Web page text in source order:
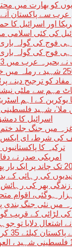
کو بھارت میں
سے پاکستان آنے
اور اسرائیل
کی کئی
فوج کی گولہ باری
فوج کی گولہ باری
عرب میں 3 جنگی بحری جہاز تعینات کر دیئے
ترجیح دینے پر3 افغان کرکٹرز کیخلاف کارروائی
مہم سے ملٹی
کے اہم
ملا’، شہید
اسرائیل کا
میں جنگ جلد ختم
کی شرط، ای ایکس
ترکیہ کا
امریکی صدر نے
بھر کی رہائش
میں نئی جنگ بندی
کی لڑائی کے قریب
اشتعال دلایا تو
35 کروڑ ڈالر قرض کی منظوری دے دی